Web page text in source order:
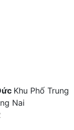
Khu Phố Trung
Nai